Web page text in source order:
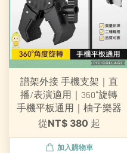
譜架外接 手機支架｜直
播/表演適用｜360°旋轉
手機平板通用｜柚子樂器
從NT$ 380 起
加入購物車